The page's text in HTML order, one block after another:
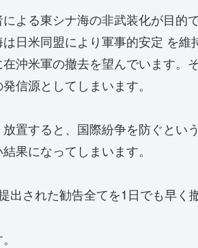
よる東シナ海の非武装化が目的
日米同盟により軍事的安定 を
沖米軍の撤去を望んでいます。
信源としてしまいます。
置すると、国際紛争を防ぐとい
果になってしまいます。
出された勧告全てを1日でも早く